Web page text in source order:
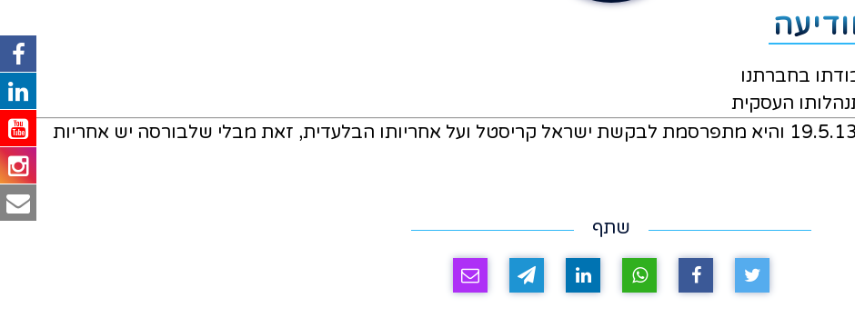
העסקית
הודעה זו התקבלה במחלקה המשפטית ביום 19.5.13 והיא מתפרסמת לבקשת ישראל קריסטל ועל אחריותו הבלעדית, זאת מבלי שלבורסה יש אחריות
שתף